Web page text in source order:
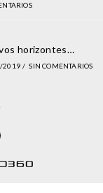
horizontes…
2019 / SIN COMENTARIOS